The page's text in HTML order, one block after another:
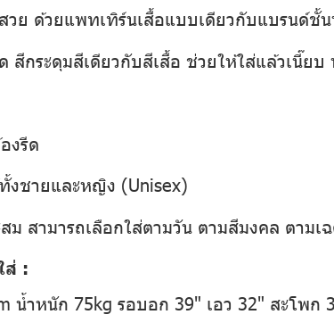
วย ด้วยแพทเทิร์นเสื้อแบบเดียวกับแบรนด์ชั้น
สีกระดุมสีเดียวกับสีเสื้อ ช่วยให้ใส่แล้วเนี๊ยบ
งรีด
งชายและหญิง (Unisex)
ม สามารถเลือกใส่ตามวัน ตามสีมงคล ตามเ
:
น้ำหนัก 75kg รอบอก 39" เอว 32" สะโพก